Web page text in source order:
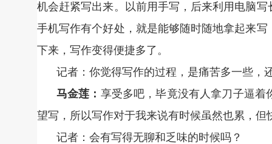
机会赶紧写出来。以前用手写，后来利用电脑
手机写作有个好处，就是能够随时随地拿起来
下来，写作变得便捷多了。
记者：你觉得写作的过程，是痛苦多一些，
马金莲： 享受多吧，毕竟没有人拿刀子逼
望写，所以写作对于我来说有时候虽然也累，但
记者：会有写得无聊和乏味的时候吗？